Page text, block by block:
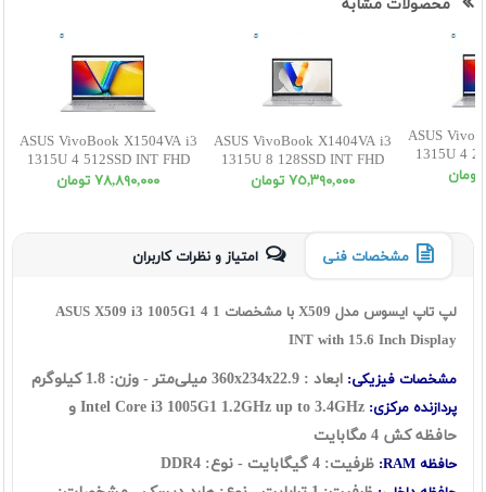
محصولات مشابه
ASUS VivoBook X1504VA i3
1315U 4 512SSD INT FHD
٧٨,٨٩٠,٠٠٠ تومان
ASUS VivoBook X1404VA i3
1315U 8 128SSD INT FHD
٧٥,٣٩٠,٠٠٠ تومان
ASUS
1315U 4
مشخصات فنی امتیاز و نظرات کاربران
لپ تاپ ایسوس مدل X509 با مشخصات ASUS X509 i3 1005G1 4 1
INT with 15.6 Inch Display
مشخصات فیزیکی: ابعاد : 360x234x22.9 میلی‌متر - وزن: 1.8 کیلوگرم
پردازنده مرکزی:
Intel Core i3 1005G1 1.2GHz up to 3.4GHz و
حافظه کش 4 مگابایت
حافظه RAM: ظرفیت: 4 گیگابایت - نوع: DDR4